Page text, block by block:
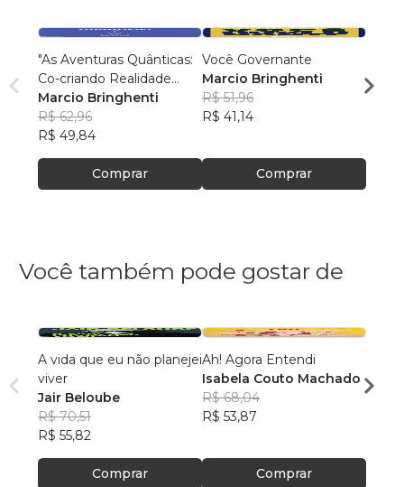
"As Aventuras Quânticas:
Co-criando Realidade
com a Bíblia"
Marcio Bringhenti
R$ 62,96
R$ 49,84
Comprar
Você Governante
Marcio Bringhenti
R$ 51,96
R$ 41,14
Comprar
para
Você também pode gostar de
A vida que eu não planejei
viver
Jair Beloube
R$ 70,51
R$ 55,82
Comprar
Ah! Agora Entendi
Isabela Couto Machado
R$ 68,04
R$ 53,87
Comprar
R$